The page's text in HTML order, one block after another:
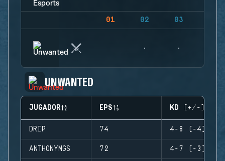
01 02 03
UNWANTED
JUGADOR EPS KD (+/-)
DRIP 74 4-8 (-4)
ANTHONYMGS 72 4-7 (-3)